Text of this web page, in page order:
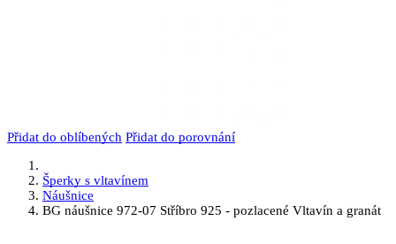
Přidat do oblíbených Přidat do porovnání
Šperky s vltavínem
Náušnice
BG náušnice 972-07 Stříbro 925 - pozlacené Vltavín a granát